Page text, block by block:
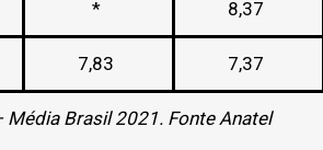
* 8,37
7,83 7,37
Brasil 2021. Fonte Anatel